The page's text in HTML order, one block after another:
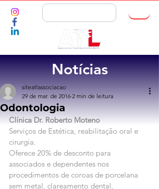
Notícias
Odontologia
siteatlassociacao
29 de mar. de 2016 2 min de leitura
Clínica Dr. Roberto Moteno
Serviços de Estética, reabilitação oral e
cirurgia.
Oferece 20% de desconto para
associados e dependentes nos
procedimentos de coroas de porcelana
sem metal, clareamento dental,